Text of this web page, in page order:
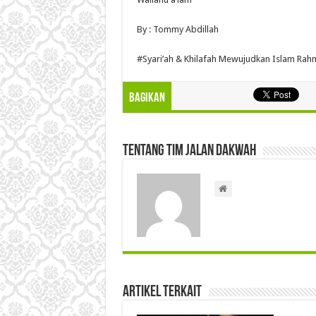
By : Tommy Abdillah
#Syari’ah & Khilafah Mewujudkan Islam
Bagikan
Tentang Tim Jalan Dakwah
Artikel Terkait